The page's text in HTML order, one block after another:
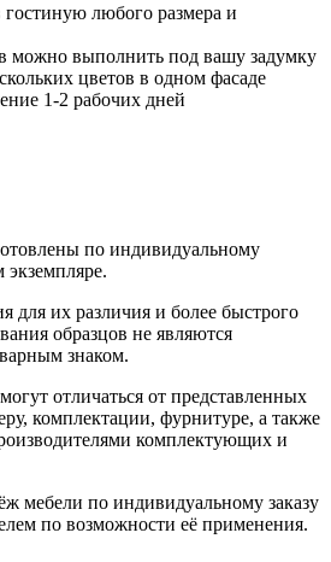
гостиную любого размера и
можно выполнить под вашу задумку
цветов в одном фасаде
1-2 рабочих дней
по индивидуальному
экземпляре.
для их различия и более быстрого
образцов не являются
знаком.
отличаться от представленных
комплектации, фурнитуре, а также
комплектующих и
мебели по индивидуальному заказу
по возможности её применения.